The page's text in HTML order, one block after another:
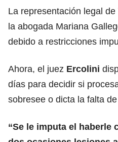
La representación legal de
la abogada Mariana
debido a restricciones
Ahora, el juez Ercolini
días para decidir si
sobresee o dicta la falta
“Se le imputa el haberle